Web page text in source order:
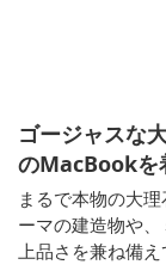
ゴージャスな
のMacBookを
まるで本物の大
ーマの建造物や
上品さを兼ね備え